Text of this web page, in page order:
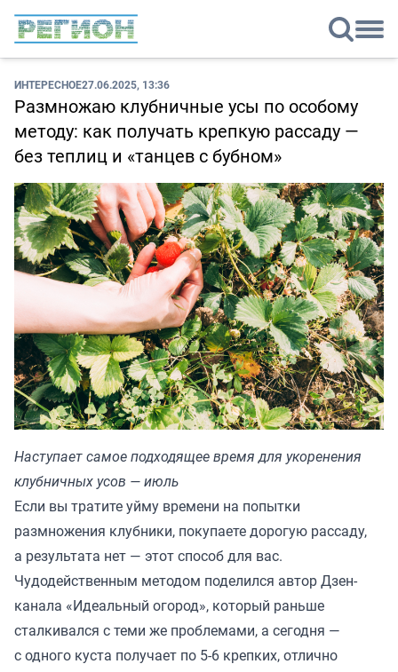
ИНТЕРЕСНОЕ27.06.2025, 13:36
Размножаю клубничные усы по особому
методу: как получать крепкую рассаду —
без теплиц и «танцев с бубном»
Наступает самое подходящее время для укоренения
клубничных усов — июль
Если вы тратите уйму времени на попытки
размножения клубники, покупаете дорогую рассаду,
а результата нет — этот способ для вас.
Чудодейственным методом поделился автор Дзен-
канала «Идеальный огород», который раньше
сталкивался с теми же проблемами, а сегодня —
с одного куста получает по 5-6 крепких, отлично